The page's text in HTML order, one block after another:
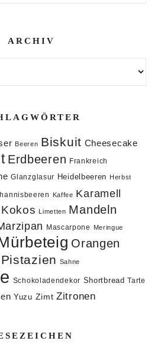
ARCHIV
Beeren Biskuit Cheesecake
Erdbeeren Frankreich
Glanzglasur Heidelbeeren Herbst
Kaffee Karamell
Kokos Limetten Mandeln
Mascarpone Meringue
Orangen
Pistazien Sahne
Schokoladendekor Shortbread Tarte
Yuzu Zimt Zitronen